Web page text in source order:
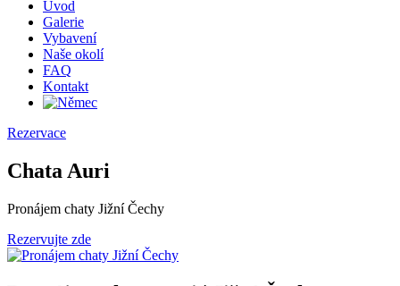
Úvod
Galerie
Vybavení
Naše okolí
FAQ
Kontakt
Rezervace
Chata Auri
Pronájem chaty Jižní Čechy
Rezervujte zde